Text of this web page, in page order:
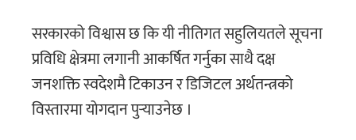
सरकारको विश्वास छ कि यी नीतिगत सहुलियतले सूचना
प्रविधि क्षेत्रमा लगानी आकर्षित गर्नुका साथै दक्ष
जनशक्ति स्वदेशमै टिकाउन र डिजिटल अर्थतन्त्रको
विस्तारमा योगदान पुर्‍याउनेछ ।